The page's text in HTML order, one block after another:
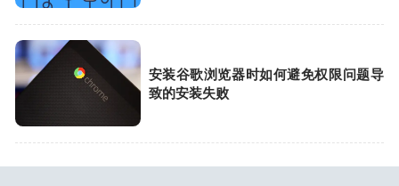
安装谷歌浏览器时如何避免权限问题导
致的安装失败